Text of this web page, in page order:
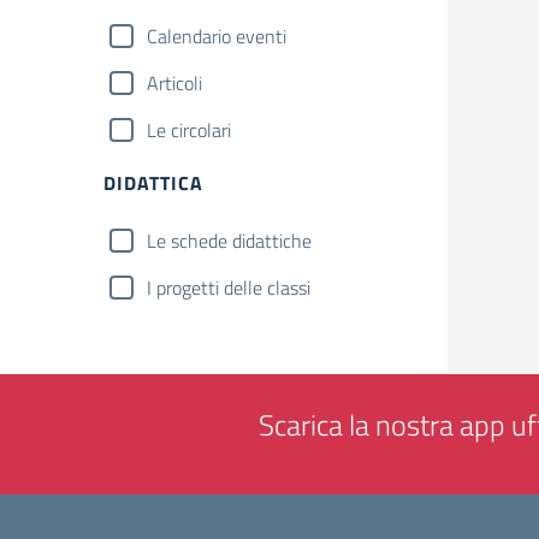
Calendario eventi
Articoli
Le circolari
DIDATTICA
Le schede didattiche
I progetti delle classi
Scarica la nostra app